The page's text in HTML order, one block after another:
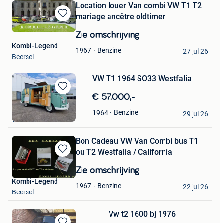
Bewaren
in
Favorieten
Location louer Van combi VW T1 T2
mariage ancêtre oldtimer
Zie omschrijving
1967 Benzine
Kombi-Legend
Beersel
27 jul 26
Bewaren
in
Mijn
Favorieten
VW T1 1964 SO33 Westfalia
€ 57.000,-
1964 Benzine
kevin
Westmalle
29 jul 26
Bewaren
in
Mijn
Favorieten
Bon Cadeau VW Van Combi bus T1
ou T2 Westfalia / California
Zie omschrijving
1967 Benzine
Kombi-Legend
Beersel
22 jul 26
Vw t2 1600 bj 1976